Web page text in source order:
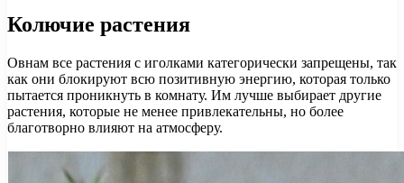
Колючие растения
Овнам все растения с иголками категорически запрещены, так
как они блокируют всю позитивную энергию, которая только
пытается проникнуть в комнату. Им лучше выбирает другие
растения, которые не менее привлекательны, но более
благотворно влияют на атмосферу.